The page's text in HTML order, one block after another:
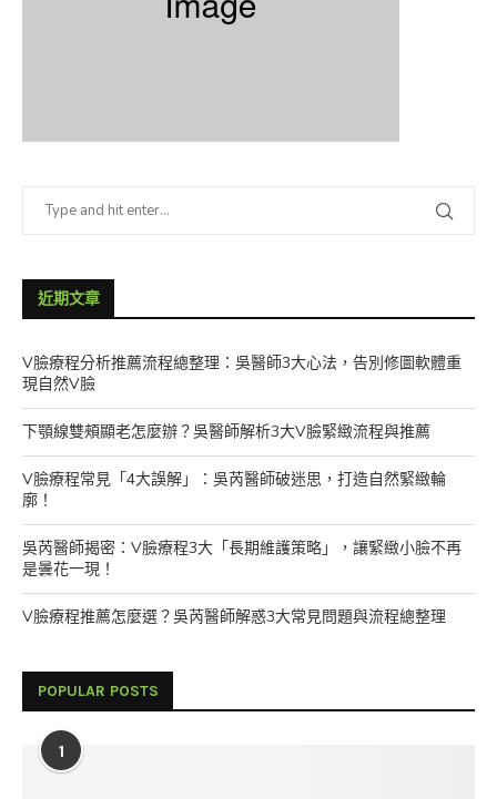
近期文章
V臉療程分析推薦流程總整理：吳醫師3大心法，告別修圖軟體重
現自然V臉
下顎線雙頰顯老怎麼辦？吳醫師解析3大V臉緊緻流程與推薦
V臉療程常見「4大誤解」：吳芮醫師破迷思，打造自然緊緻輪
廓！
吳芮醫師揭密：V臉療程3大「長期維護策略」，讓緊緻小臉不再
是曇花一現！
V臉療程推薦怎麼選？吳芮醫師解惑3大常見問題與流程總整理
POPULAR POSTS
1